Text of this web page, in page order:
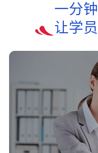
一分
让学员